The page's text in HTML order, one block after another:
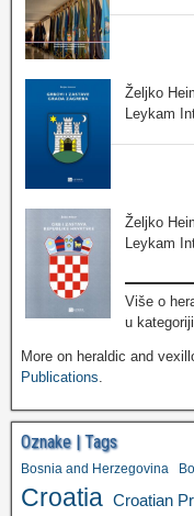
Željko
Leykam
Željko
Leykam
Više o
u kategoriji
More on heraldic and
Publications.
Oznake | Tags
Bosnia and Herzegovina
Croatia Croatian